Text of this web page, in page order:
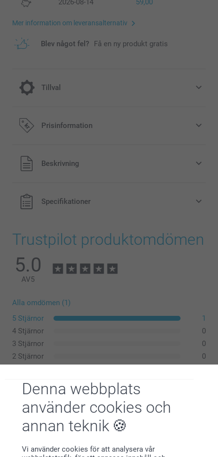
Denna webbplats
använder cookies och
annan teknik
Vi använder cookies för att analysera vår
2026-08-14 59,00
Mer information om leveransalternativ
Blev något fel? Få en ny produkt gratis
Tillval
Fyll din Tvålpump med flytande handtvål.
Klar vätska
Prisinformation
Alla priser är i svenska kronor (SEK), inklusive moms och
exklusive porto.
Beskrivning
Specifikationer
Trustpilot produktomdömen
5.0
AV5
Alla omdömen (1)
5 Stjärnor
1
4 Stjärnor
0
3 Stjärnor
0
2 Stjärnor
0
Monika Hansson,
..........
Visa reaktioner